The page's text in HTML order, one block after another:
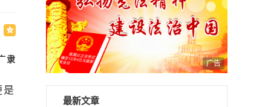
隶
是
广告
最新文章